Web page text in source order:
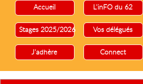
Accueil L'inFO du 62
Stages 2025/2026 Vos délégués
J'adhère Connect